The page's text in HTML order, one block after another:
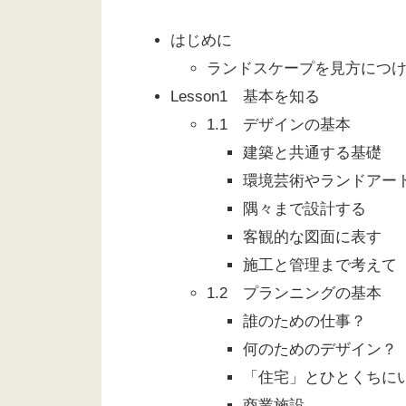
はじめに
ランドスケープを見方につけ
Lesson1 基本を知る
1.1 デザインの基本
建築と共通する基礎
環境芸術やランドアー
隅々まで設計する
客観的な図面に表す
施工と管理まで考えて
1.2 プランニングの基本
誰のための仕事？
何のためのデザイン？
「住宅」とひとくちに